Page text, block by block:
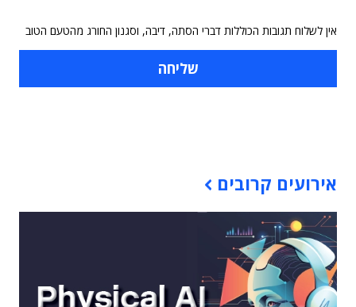
אין לשלוח תגובות הכוללות דברי הסתה, דיבה, וסגנון החורג מהטעם הטוב
אירועים קרובים